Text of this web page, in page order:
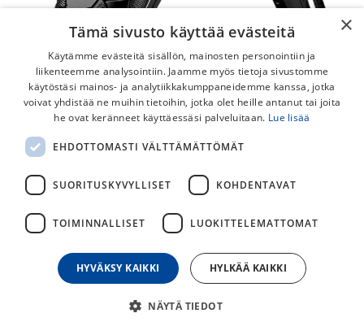
Continental eContact Plus Reflex
Ulkorengas
Sähköpyöriin suunniteltu erittäin kestävä ja laadukas
ulkorengas.
Continental eContact Plus Reflex on
huippuluokan pistosuojauksella varustettu matkakumppani
jokapäiväiseen käyttöön. Erityisesti cargo-/sähköpyöriin
×
Tämä sivusto käyttää evästeitä
Käytämme evästeitä sisällön, mainosten personointiin ja
liikenteemme analysointiin. Jaamme myös tietoja sivustomme
käytöstäsi mainos- ja analytiikkakumppaneidemme kanssa, jotka
voivat yhdistää ne muihin tietoihin, jotka olet heille antanut tai joita
he ovat keränneet käyttäessäsi palveluitaan. Lue lisää
EHDOTTOMASTI VÄLTTÄMÄTTÖMÄT
SUORITUSKYVYLLISET KOHDENTAVAT
TOIMINNALLISET LUOKITTELEMATTOMAT
HYVÄKSY KAIKKI HYLKÄÄ KAIKKI
NÄYTÄ TIEDOT